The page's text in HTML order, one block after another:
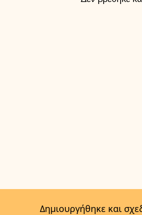
Δημιουργήθηκε και